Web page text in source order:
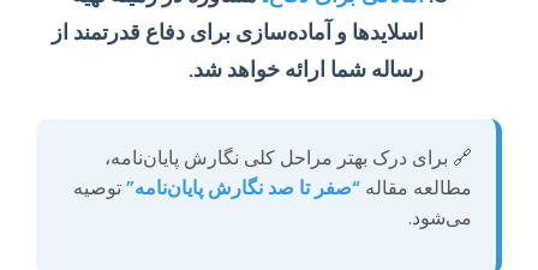
اسلایدها و آماده‌سازی برای دفاع قدرتمند از
رساله شما ارائه خواهد شد.
🔗 برای درک بهتر مراحل کلی نگارش پایان‌نامه،
مطالعه مقاله “صفر تا صد نگارش پایان‌نامه”توصیه
می‌شود.